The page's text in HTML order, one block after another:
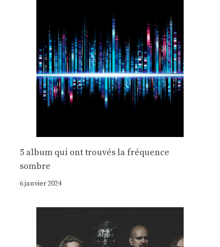
5 album qui ont trouvés la fréquence
sombre
6 janvier 2024